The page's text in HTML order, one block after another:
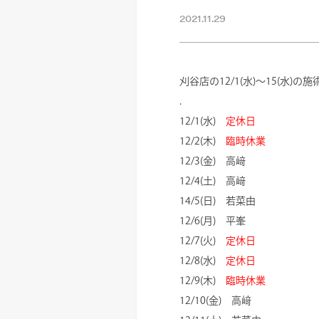
2021.11.29
刈谷店の12/1(水)～15(水)の施
.
12/1(水) 定休日
12/2(木) 臨時休業
12/3(金) 高﨑
12/4(土) 高﨑
14/5(日) 若菜由
12/6(月) 平峯
12/7(火) 定休日
12/8(水) 定休日
12/9(木) 臨時休業
12/10(金) 高﨑